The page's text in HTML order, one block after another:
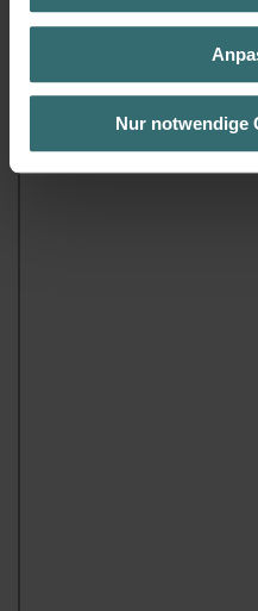
zusammen, die Sie
geben die Einwilligung zu
deren Verwendung
Laut Gesetz können wir
speichern, wenn diese für
unbedingt notwendig sind
Nur notwendige